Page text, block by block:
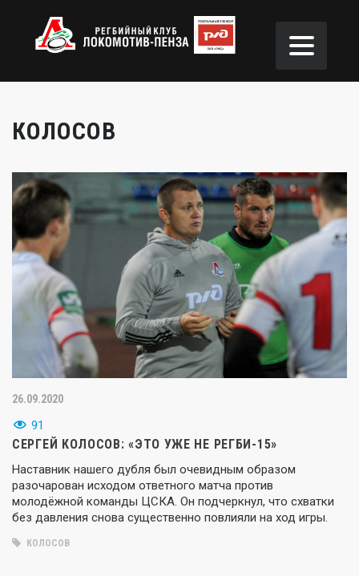
КОЛОСОВ
26.09.2020
91
СЕРГЕЙ КОЛОСОВ: «ЭТО УЖЕ НЕ РЕГБИ-15»
Наставник нашего дубля был очевидным образом
разочарован исходом ответного матча против
молодёжной команды ЦСКА. Он подчеркнул, что схватки
без давления снова существенно повлияли на ход игры.
КОЛОСОВ